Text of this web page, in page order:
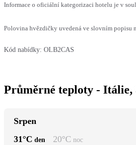
Informace o oficiální kategorizaci hotelu je v
Polovina hvězdičky uvedená ve slovním popisu
Kód nabídky: OLB2CAS
Průměrné teploty - Itálie,
Srpen
31°C den 20°C noc